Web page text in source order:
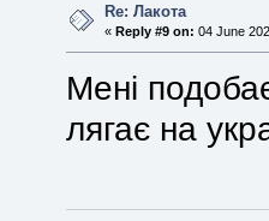
Re: Лакота
« Reply #9 on: 04 June
Мені
лягає на